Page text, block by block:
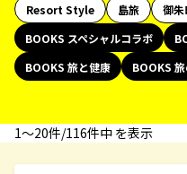
Resort Style
島旅 御朱
BOOKS スペシャルコラボ
BOOKS 旅と健康
BOOKS
1〜20件/116件中 を表示